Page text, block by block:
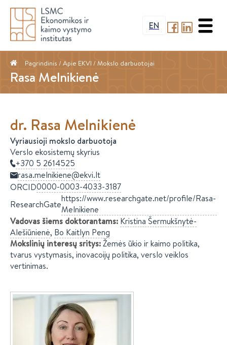
EN
Pagrindinis / Apie EKVI / Mokslo darbuotojai
Rasa Melnikienė
dr. Rasa Melnikienė
Vyriausioji mokslo darbuotoja
Verslo ekosistemų skyrius
+370 5 2614525
rasa.melnikiene@ekvi.lt
ORCID0000-0003-4033-3187
ResearchGate
https://www.researchgate.net/profile/Rasa-
Melnikiene
Vadovas šiems doktorantams: Kristina Šermukšnytė-
Alešiūnienė, Bo Kaitlyn Peng
Mokslinių interesų sritys:Žemės ūkio ir kaimo politika,
tvarus vystymasis, inovacoijų politika, verslo veiklos
vertinimas.